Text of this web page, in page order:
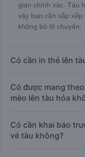
gian chính xác. Tàu
vậy bạn cần sắp
không bỏ lỡ chuyến.
Có cần in thẻ lên
Có được mang
mèo lên tàu hỏa
Có cần khai báo
vé tàu không?